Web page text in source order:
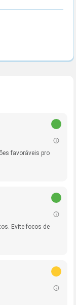
favoráveis pro
Evite focos de